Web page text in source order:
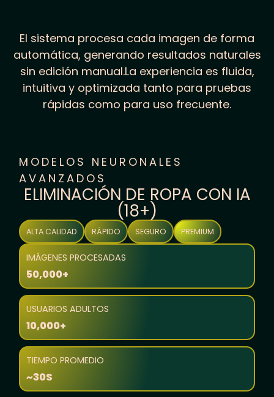
El sistema procesa cada imagen de forma
automática, generando resultados naturales
sin edición manual.La experiencia es fluida,
intuitiva y optimizada tanto para pruebas
rápidas como para uso frecuente.
MODELOS NEURONALES
AVANZADOS
ELIMINACIÓN DE ROPA CON IA
(18+)
ALTA CALIDAD RÁPIDO SEGURO PREMIUM
IMÁGENES PROCESADAS
50,000+
USUARIOS ADULTOS
10,000+
TIEMPO PROMEDIO
~30S